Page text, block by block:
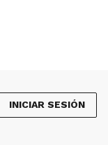
INICIAR SESIÓN